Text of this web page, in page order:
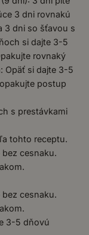
3 dni rovnakú
3 dni so šťavou s
si dajte 3-5
rovnaký
Opäť si dajte 3-5
postup
s prestávkami
tohto receptu.
cesnaku.
cesnaku.
3-5 dňovú